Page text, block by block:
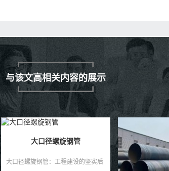
与该文高相关内容的展示